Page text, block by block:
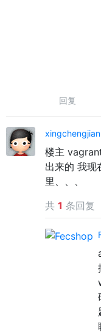
回复
xingchengjian
楼主
出来的 我现
里、、、
共 1 条回复